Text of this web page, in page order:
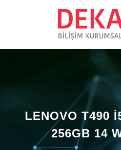
LENOVO T490
256GB 14